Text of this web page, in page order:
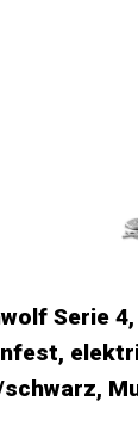
Serie
schwarz,